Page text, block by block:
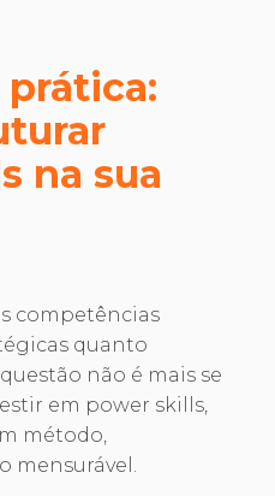
prática:
na sua
competências
quanto
não é mais se
em power skills,
método,
mensurável.